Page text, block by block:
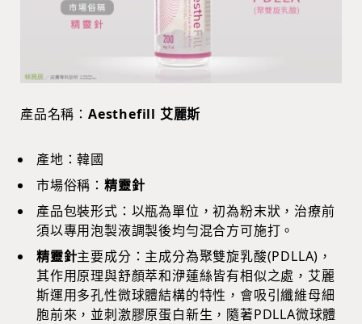
產品名稱： Aesthefill 艾麗斯
產地：韓國
市場俗稱： 精靈針
產品包裝形式：以瓶為單位，初為粉末狀，治療前
須以專用泡製液調製後均勻混合方可施打。
精靈針主要成分：主成分為聚雙旋乳酸(PDLLA)，
其作用原理與舒顏萃和洢蓮絲皆有相似之處，艾麗
斯運用多孔性微球體結構的特性，會吸引纖維母細
胞前來，並刺激膠原蛋白新生，隨著PDLLA微球體